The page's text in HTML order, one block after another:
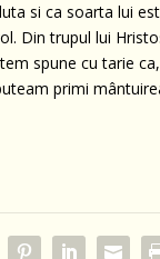
si ca soarta lui
Din trupul lui
spune cu tarie
primi